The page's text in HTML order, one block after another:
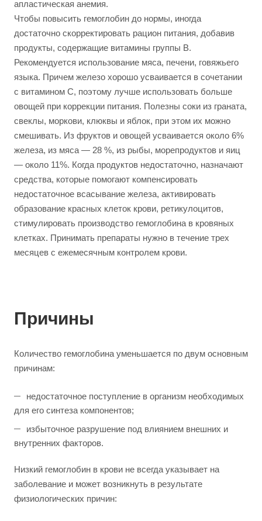
апластическая анемия.
Чтобы повысить гемоглобин до нормы, иногда
достаточно скорректировать рацион питания, добавив
продукты, содержащие витамины группы B.
Рекомендуется использование мяса, печени, говяжьего
языка. Причем железо хорошо усваивается в сочетании
с витамином С, поэтому лучше использовать больше
овощей при коррекции питания. Полезны соки из граната,
свеклы, моркови, клюквы и яблок, при этом их можно
смешивать. Из фруктов и овощей усваивается около 6%
железа, из мяса — 28 %, из рыбы, морепродуктов и яиц
— около 11%. Когда продуктов недостаточно, назначают
средства, которые помогают компенсировать
недостаточное всасывание железа, активировать
образование красных клеток крови, ретикулоцитов,
стимулировать производство гемоглобина в кровяных
клетках. Принимать препараты нужно в течение трех
месяцев с ежемесячным контролем крови.
Причины
Количество гемоглобина уменьшается по двум основным
причинам:
недостаточное поступление в организм необходимых
для его синтеза компонентов;
избыточное разрушение под влиянием внешних и
внутренних факторов.
Низкий гемоглобин в крови не всегда указывает на
заболевание и может возникнуть в результате
физиологических причин: